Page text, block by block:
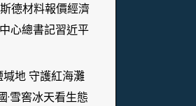
德材料報價經濟
心總書記習近平
堿地 守護紅海灘
·雪窖冰天看生態